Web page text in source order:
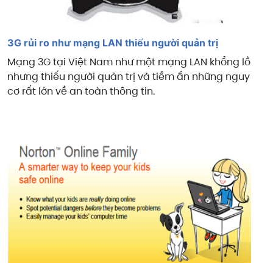
3G rủi ro như mạng LAN thiếu người quản trị
Mạng 3G tại Việt Nam như một mạng LAN khổng lồ
nhưng thiếu người quản trị và tiềm ẩn những nguy
cơ rất lớn về an toàn thông tin.